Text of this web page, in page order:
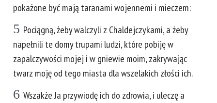
pokażone być mają taranami wojennemi i mieczem:
5 Pociągną, żeby walczyli z Chaldejczykami, a żeby
napełnili te domy trupami ludzi, które pobiję w
zapalczywości mojej i w gniewie moim, zakrywając
twarz moję od tego miasta dla wszelakich złości ich.
6 Wszakże Ja przywiodę ich do zdrowia, i uleczę a